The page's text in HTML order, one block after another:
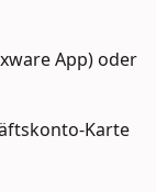
App) oder
Karte